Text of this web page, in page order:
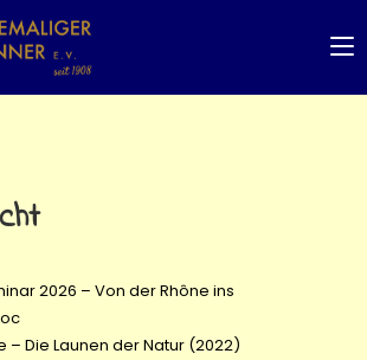
2026 – Von der Rhône ins
– Die Launen der Natur (2022)